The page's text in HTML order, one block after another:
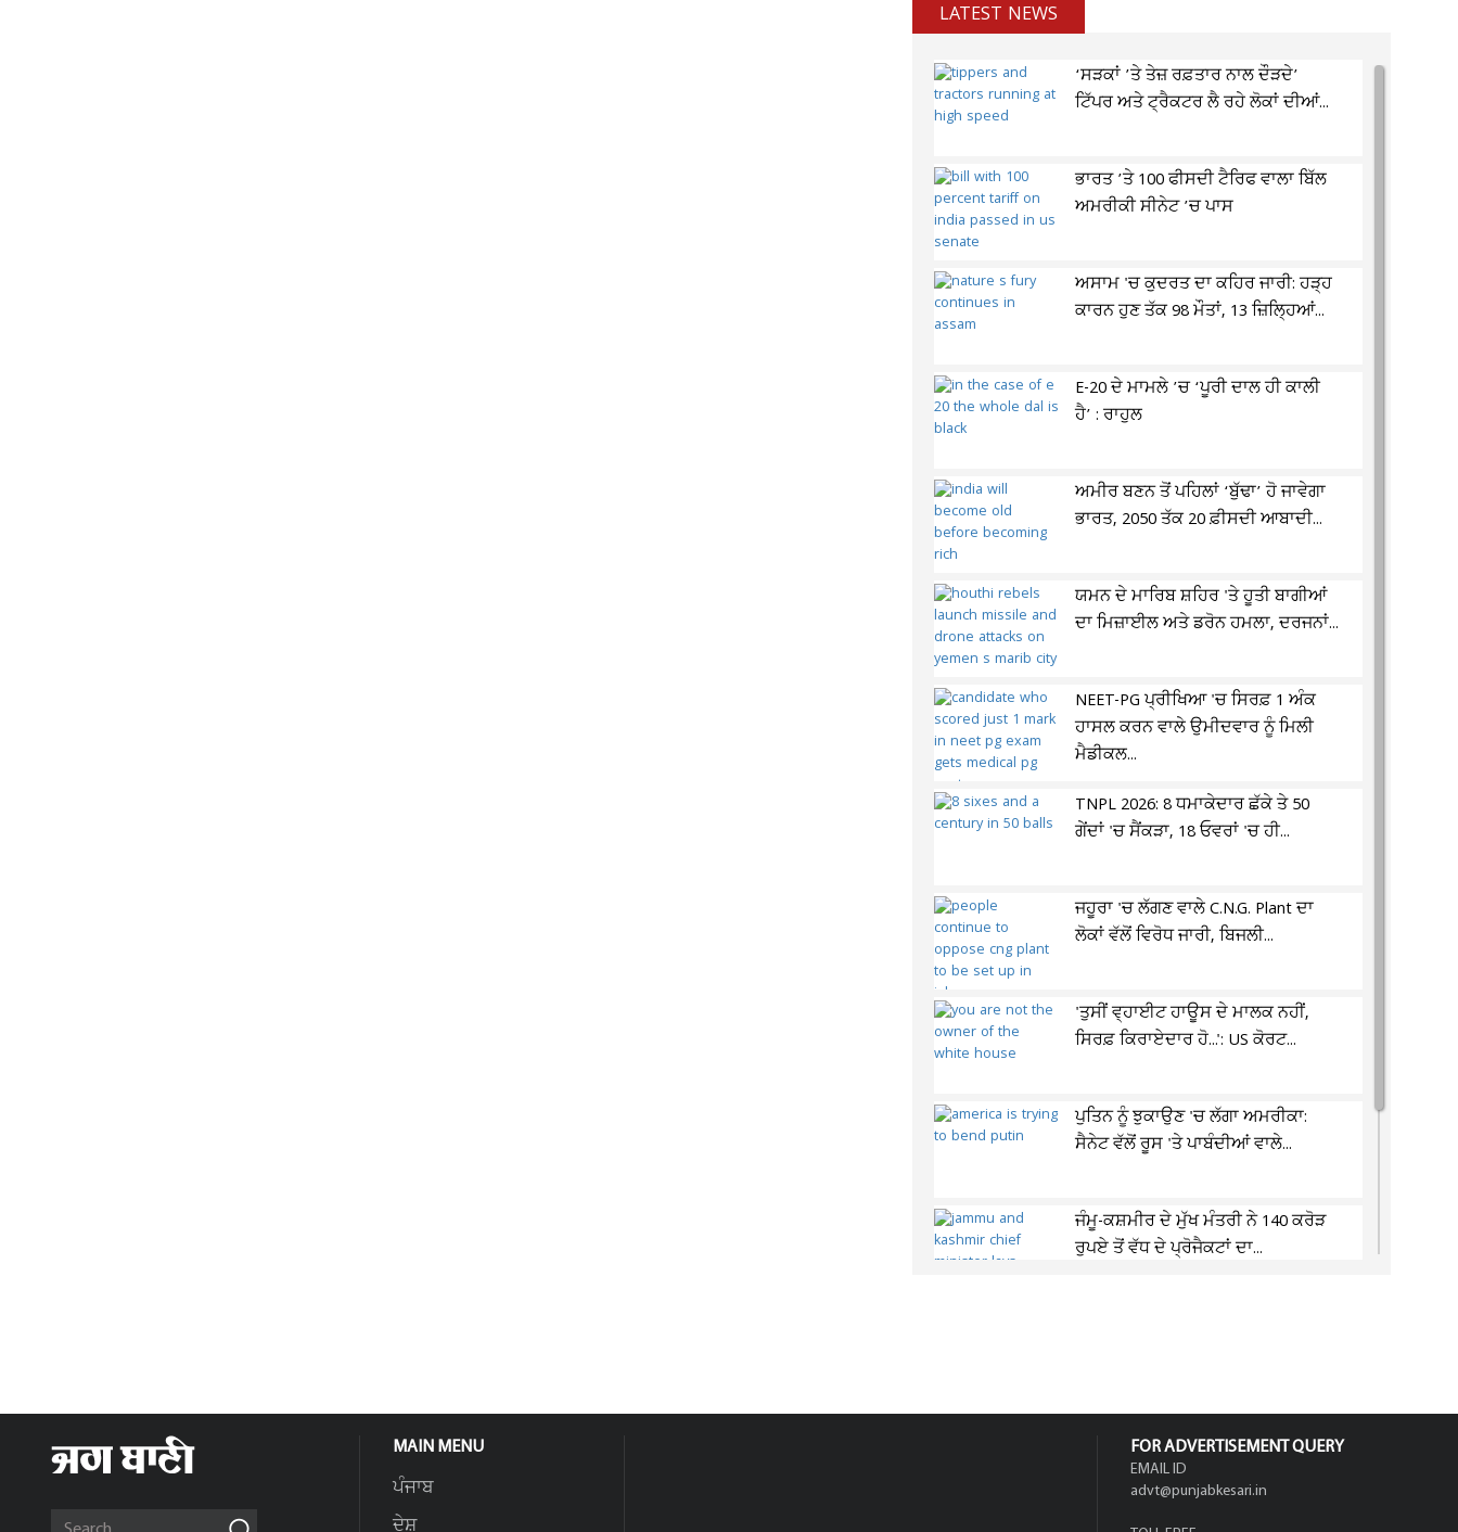
LATEST NEWS
‘ਸੜਕਾਂ ’ਤੇ ਤੇਜ਼ ਰਫ਼ਤਾਰ ਨਾਲ ਦੌੜਦੇ’
ਟਿੱਪਰ ਅਤੇ ਟ੍ਰੈਕਟਰ ਲੈ ਰਹੇ ਲੋਕਾਂ ਦੀਆਂ...
ਭਾਰਤ ’ਤੇ 100 ਫੀਸਦੀ ਟੈਰਿਫ ਵਾਲਾ ਬਿੱਲ
ਅਮਰੀਕੀ ਸੀਨੇਟ ’ਚ ਪਾਸ
ਅਸਾਮ 'ਚ ਕੁਦਰਤ ਦਾ ਕਹਿਰ ਜਾਰੀ: ਹੜ੍ਹ
ਕਾਰਨ ਹੁਣ ਤੱਕ 98 ਮੌਤਾਂ, 13 ਜ਼ਿਲ੍ਹਿਆਂ...
E-20 ਦੇ ਮਾਮਲੇ ’ਚ ‘ਪੂਰੀ ਦਾਲ ਹੀ ਕਾਲੀ
ਹੈ’ : ਰਾਹੁਲ
ਅਮੀਰ ਬਣਨ ਤੋਂ ਪਹਿਲਾਂ ‘ਬੁੱਢਾ’ ਹੋ ਜਾਵੇਗਾ
ਭਾਰਤ, 2050 ਤੱਕ 20 ਫ਼ੀਸਦੀ ਆਬਾਦੀ...
ਯਮਨ ਦੇ ਮਾਰਿਬ ਸ਼ਹਿਰ 'ਤੇ ਹੂਤੀ ਬਾਗੀਆਂ
ਦਾ ਮਿਜ਼ਾਈਲ ਅਤੇ ਡਰੋਨ ਹਮਲਾ, ਦਰਜਨਾਂ...
NEET-PG ਪ੍ਰੀਖਿਆ 'ਚ ਸਿਰਫ਼ 1 ਅੰਕ
ਹਾਸਲ ਕਰਨ ਵਾਲੇ ਉਮੀਦਵਾਰ ਨੂੰ ਮਿਲੀ
ਮੈਡੀਕਲ...
TNPL 2026: 8 ਧਮਾਕੇਦਾਰ ਛੱਕੇ ਤੇ 50
ਗੇਂਦਾਂ 'ਚ ਸੈਂਕੜਾ, 18 ਓਵਰਾਂ 'ਚ ਹੀ...
ਜਹੂਰਾ 'ਚ ਲੱਗਣ ਵਾਲੇ C.N.G. Plant ਦਾ
ਲੋਕਾਂ ਵੱਲੋਂ ਵਿਰੋਧ ਜਾਰੀ, ਬਿਜਲੀ...
'ਤੁਸੀਂ ਵ੍ਹਾਈਟ ਹਾਊਸ ਦੇ ਮਾਲਕ ਨਹੀਂ,
ਸਿਰਫ਼ ਕਿਰਾਏਦਾਰ ਹੋ...': US ਕੋਰਟ...
ਪੁਤਿਨ ਨੂੰ ਝੁਕਾਉਣ 'ਚ ਲੱਗਾ ਅਮਰੀਕਾ:
ਸੈਨੇਟ ਵੱਲੋਂ ਰੂਸ 'ਤੇ ਪਾਬੰਦੀਆਂ ਵਾਲੇ...
ਜੰਮੂ-ਕਸ਼ਮੀਰ ਦੇ ਮੁੱਖ ਮੰਤਰੀ ਨੇ 140 ਕਰੋੜ
ਰੁਪਏ ਤੋਂ ਵੱਧ ਦੇ ਪ੍ਰੋਜੈਕਟਾਂ ਦਾ...
MAIN MENU
ਪੰਜਾਬ
ਦੇਸ਼
FOR ADVERTISEMENT QUERY
EMAIL ID
advt@punjabkesari.in